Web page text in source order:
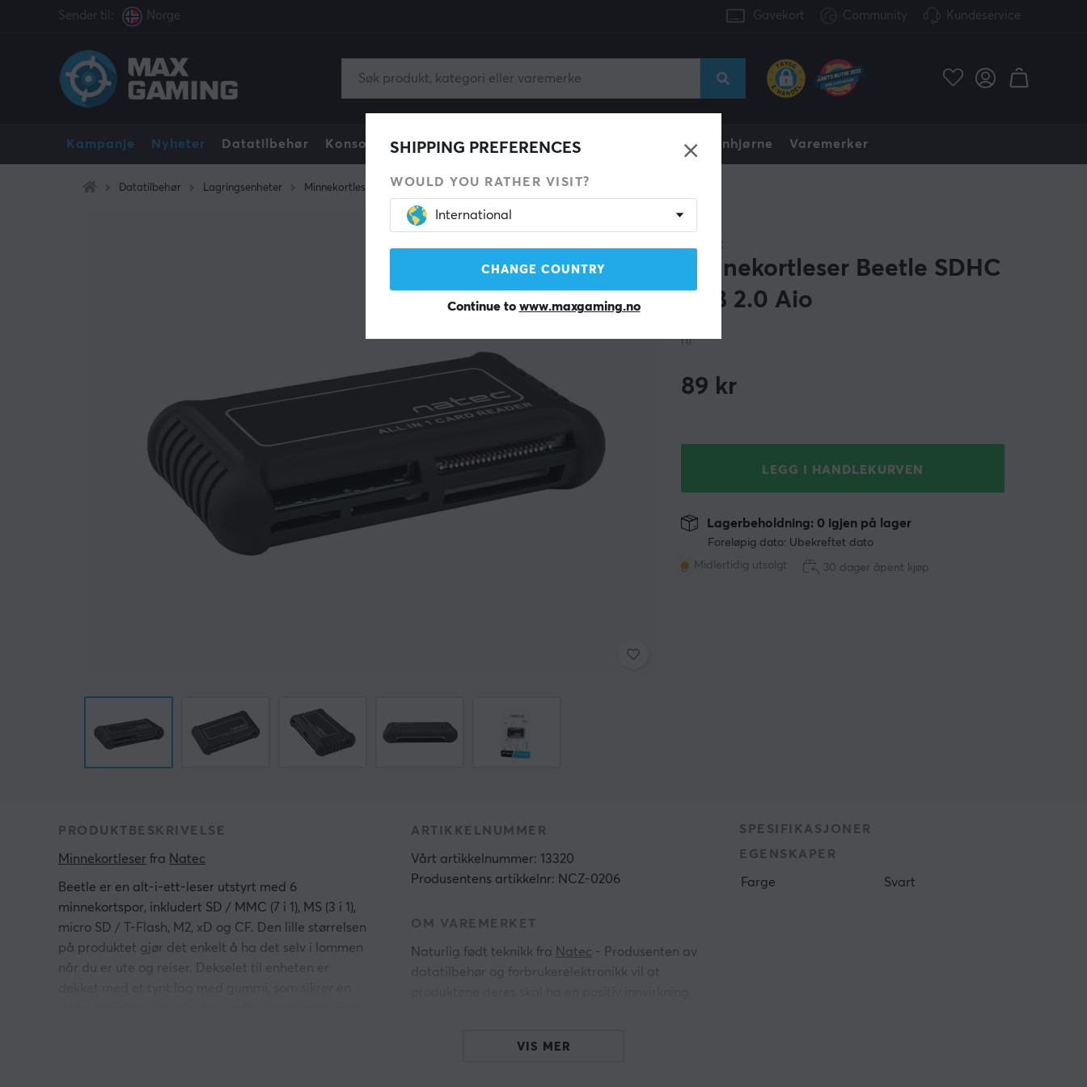
Sender til: Norge Gavekort Community Kundeservice
Kampanje Nyheter Datatilbehør Konsoll Gamingstol Mobiltilbehør Funnhjørne Varemerker
SHIPPING PREFERENCES
WOULD YOU RATHER VISIT?
International
CHANGE COUNTRY
Continue to www.maxgaming.no
Datatilbehør Lagringsenheter Minnekortleser
NATEC
Minnekortleser Beetle SDHC
USB 2.0 Aio
(1)
89 kr
LEGG I HANDLEKURVEN
Foreløpig dato: Ubekreftet dato
Midlertidig utsolgt
Lagerbeholdning: 0 igjen på lager
30 dager åpent kjøp
PRODUKTBESKRIVELSE
Minnekortleser fra Natec
Beetle er en alt-i-ett-leser utstyrt med 6
minnekortspor, inkludert SD / MMC (7 i 1), MS (3 i 1),
micro SD / T-Flash, M2, xD og CF. Den lille størrelsen
på produktet gjør det enkelt å ha det selv i lommen
når du er ute og reiser. Dekselet til enheten er
ARTIKKELNUMMER
Vårt artikkelnummer: 13320
Produsentens artikkelnr: NCZ-0206
OM VAREMERKET
Naturlig født teknikk fra Natec - Produsenten av
brukernes forventninger og forenkler hverdagen
SPESIFIKASJONER
EGENSKAPER
Farge Svart
VIS MER